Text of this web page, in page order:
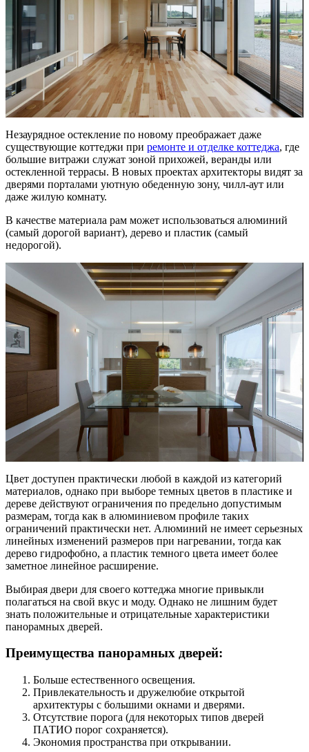
Незаурядное остекление по новому преображает даже
существующие коттеджи при ремонте и отделке коттеджа, где
большие витражи служат зоной прихожей, веранды или
остекленной террасы. В новых проектах архитекторы видят за
дверями порталами уютную обеденную зону, чилл-аут или
даже жилую комнату.
В качестве материала рам может использоваться алюминий
(самый дорогой вариант), дерево и пластик (самый
недорогой).
Цвет доступен практически любой в каждой из категорий
материалов, однако при выборе темных цветов в пластике и
дереве действуют ограничения по предельно допустимым
размерам, тогда как в алюминиевом профиле таких
ограничений практически нет. Алюминий не имеет серьезных
линейных изменений размеров при нагревании, тогда как
дерево гидрофобно, а пластик темного цвета имеет более
заметное линейное расширение.
Выбирая двери для своего коттеджа многие привыкли
полагаться на свой вкус и моду. Однако не лишним будет
знать положительные и отрицательные характеристики
панорамных дверей.
Преимущества панорамных дверей:
Больше естественного освещения.
Привлекательность и дружелюбие открытой
архитектуры с большими окнами и дверями.
Отсутствие порога (для некоторых типов дверей
ПАТИО порог сохраняется).
Экономия пространства при открывании.